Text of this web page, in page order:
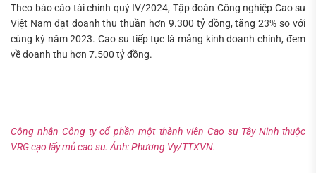
Theo báo cáo tài chính quý IV/2024, Tập đoàn Công nghiệp Cao su
Việt Nam đạt doanh thu thuần hơn 9.300 tỷ đồng, tăng 23% so với
cùng kỳ năm 2023. Cao su tiếp tục là mảng kinh doanh chính, đem
về doanh thu hơn 7.500 tỷ đồng.
Công nhân Công ty cổ phần một thành viên Cao su Tây Ninh thuộc
VRG cạo lấy mủ cao su. Ảnh: Phương Vy/TTXVN.
kiếm...